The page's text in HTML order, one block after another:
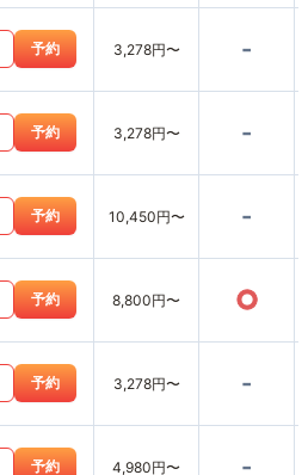
予約 3,278円〜 -
予約 3,278円〜 -
予約 10,450円〜 -
予約 8,800円〜 ○
予約 3,278円〜 -
予約 4,980円〜 -